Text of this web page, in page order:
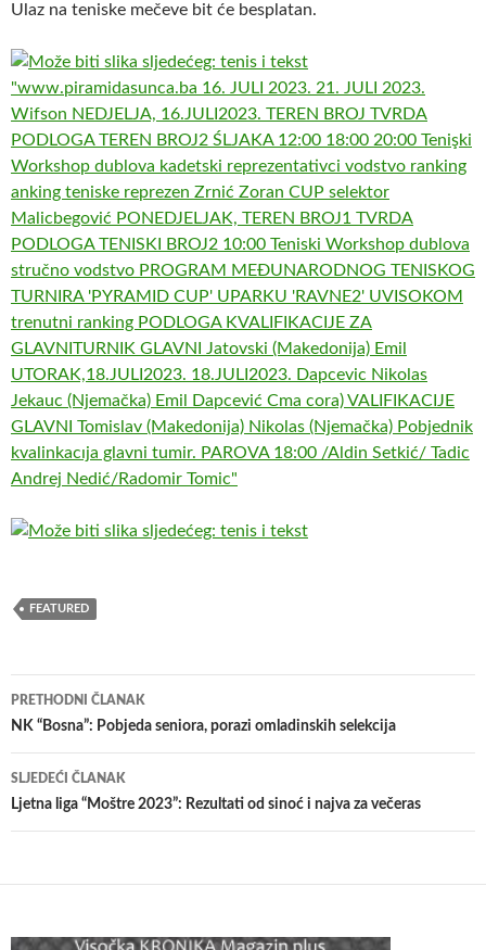
Ulaz na teniske mečeve bit će besplatan.
FEATURED
Navigacija
članaka
PRETHODNI ČLANAK
NK “Bosna”: Pobjeda seniora, porazi omladinskih selekcija
SLJEDEĆI ČLANAK
Ljetna liga “Moštre 2023”: Rezultati od sinoć i najva za večeras